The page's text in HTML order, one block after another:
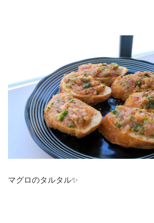
マグロのタルタル✨